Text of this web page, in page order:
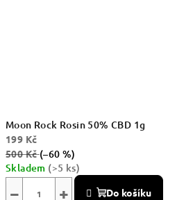
Moon Rock Rosin 50% CBD 1g
199 Kč
500 Kč(–60 %)
Skladem (>5 ks)
+
− Do košíku